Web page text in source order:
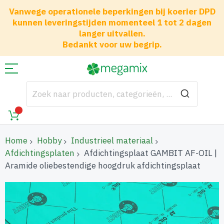
Vanwege operationele beperkingen bij koerier DPD
kunnen leveringstijden momenteel 1 tot 2 dagen
langer uitvallen.
Bedankt voor uw begrip.
Home Hobby
Industrieel materiaal
Afdichtingsplaten
Afdichtingsplaat GAMBIT AF-OIL |
Aramide oliebestendige hoogdruk afdichtingsplaat
het
einde
van